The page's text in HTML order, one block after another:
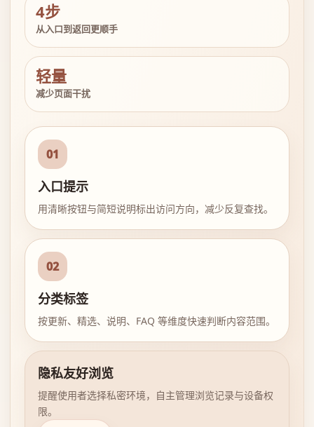
4步
从入口到返回更顺手
轻量
减少页面干扰
01
入口提示
用清晰按钮与简短说明标出访问方向，减少反复查找。
02
分类标签
按更新、精选、说明、FAQ 等维度快速判断内容范围。
隐私友好浏览
提醒使用者选择私密环境，自主管理浏览记录与设备权
限。